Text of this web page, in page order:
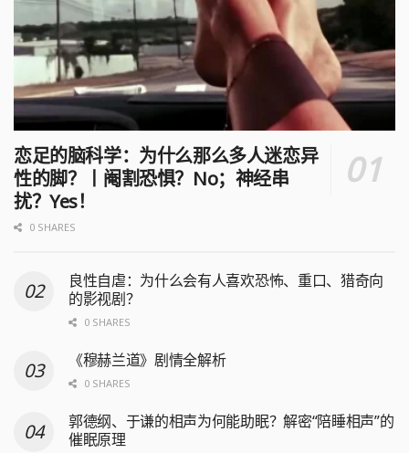
恋足的脑科学：为什么那么多人迷恋异
性的脚？丨阉割恐惧？No；神经串
扰？Yes！
0 SHARES
良性自虐：为什么会有人喜欢恐怖、重口、猎奇向
的影视剧？
0 SHARES
《穆赫兰道》剧情全解析
0 SHARES
郭德纲、于谦的相声为何能助眠？解密“陪睡相声”的
催眠原理